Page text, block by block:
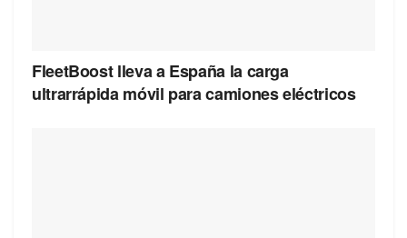
FleetBoost lleva a España la carga
ultrarrápida móvil para camiones eléctricos